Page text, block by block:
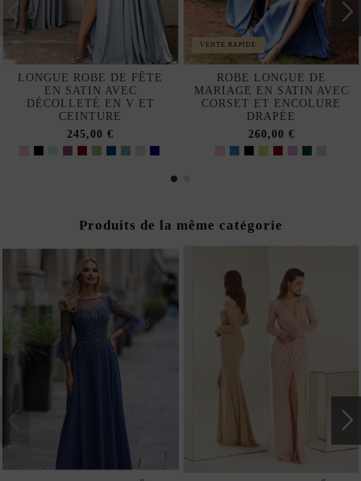
LONGUE ROBE DE FÊTE
EN SATIN AVEC
DÉCOLLETÉ EN V ET
CEINTURE
245,00 €
VENTE RAPIDE
ROBE LONGUE DE
MARIAGE EN SATIN AVEC
CORSET ET ENCOLURE
DRAPÉE
260,00 €
Produits de la même catégorie